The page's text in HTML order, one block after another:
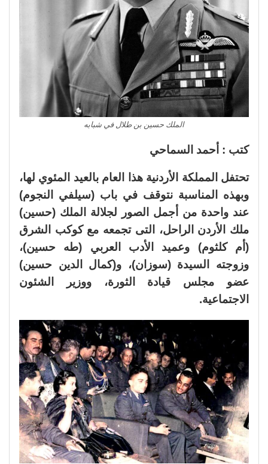
الملك حسين بن طلال في شبابه
كتب : أحمد السماحي
تحتفل المملكة الأردنية هذا العام بالعيد المئوي لها،
وبهذه المناسبة نتوقف في باب (سيلفي النجوم)
عند واحدة من أجمل الصور لجلالة الملك (حسين)
ملك الأردن الراحل، التى تجمعه مع كوكب الشرق
(أم كلثوم) وعميد الأدب العربي (طه حسين)،
وزوجته السيدة (سوزان)، و(كمال الدين حسين)
عضو مجلس قيادة الثورة، ووزير الشئون
الاجتماعية.